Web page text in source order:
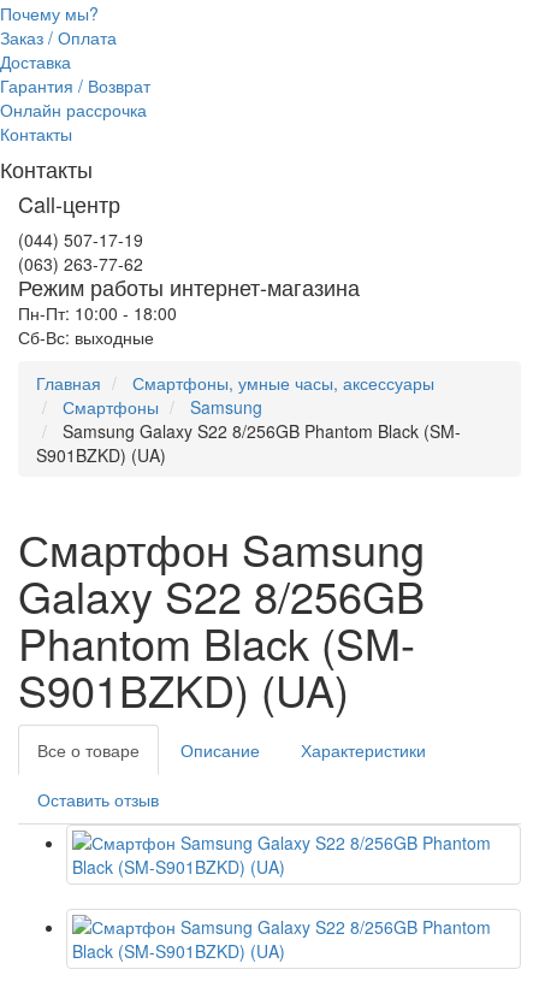
Почему мы?
Заказ / Оплата
Доставка
Гарантия / Возврат
Онлайн рассрочка
Контакты
Контакты
Call-центр
(044) 507-17-19
(063) 263-77-62
Режим работы интернет-магазина
Пн-Пт: 10:00 - 18:00
Сб-Вс: выходные
Главная
Смартфоны, умные часы, аксессуары
Смартфоны
Samsung
Samsung Galaxy S22 8/256GB Phantom Black (SM-
S901BZKD) (UA)
Смартфон Samsung
Galaxy S22 8/256GB
Phantom Black (SM-
S901BZKD) (UA)
Все о товаре Описание Характеристики
Оставить отзыв